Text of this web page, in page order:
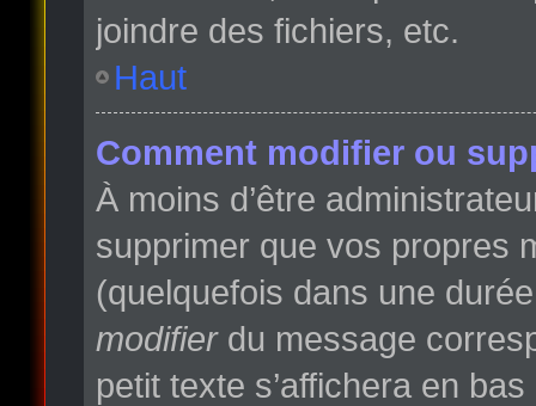
joindre des fichiers, etc.
Haut
Comment modifier ou
À moins d’être
supprimer que vos propres
(quelquefois dans une
modifierdu message
petit texte s’affichera en